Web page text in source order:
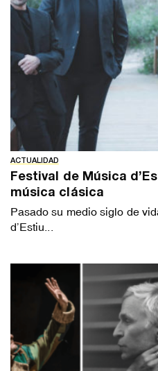
ACTUALIDAD
Festival de Música
música clásica
Pasado su medio siglo de
d’Estiu...